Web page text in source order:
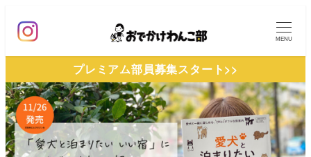
ン
ン
テ
ン
ツ
MENU
プレミアム部員募集スタート>>